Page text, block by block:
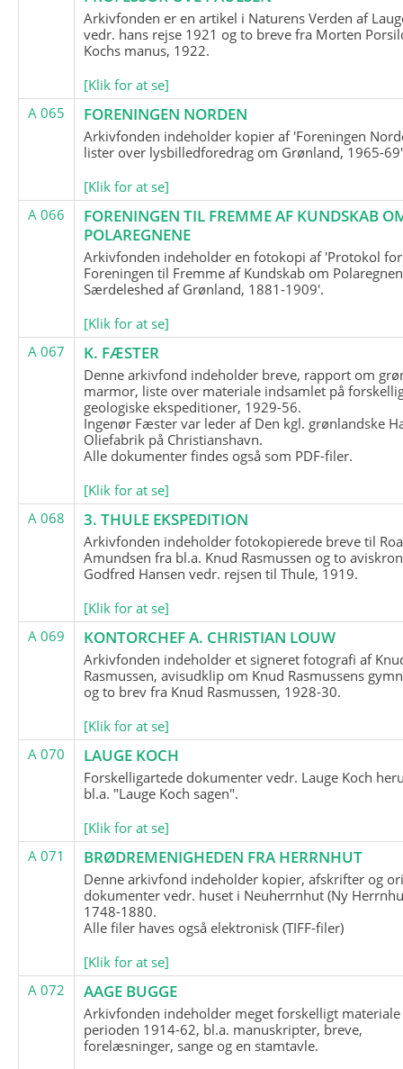
Arkivfonden er en artikel i Naturens Verden af
vedr. hans rejse 1921 og to breve fra Morten
Kochs manus, 1922.
[Klik for at se]
A 065
FORENINGEN NORDEN
Arkivfonden indeholder kopier af 'Foreningen
lister over lysbilledforedrag om Grønland, 1965-
[Klik for at se]
A 066
FORENINGEN TIL FREMME AF KUNDSKAB
POLAREGNENE
Arkivfonden indeholder en fotokopi af 'Protokol for
Foreningen til Fremme af Kundskab om
Særdeleshed af Grønland, 1881-1909'.
[Klik for at se]
A 067
K. FÆSTER
Denne arkivfond indeholder breve, rapport om
marmor, liste over materiale indsamlet på
geologiske ekspeditioner, 1929-56.
Ingenør Fæster var leder af Den kgl. grønlandske
Oliefabrik på Christianshavn.
Alle dokumenter findes også som PDF-filer.
[Klik for at se]
A 068
3. THULE EKSPEDITION
Arkivfonden indeholder fotokopierede breve til
Amundsen fra bl.a. Knud Rasmussen og to
Godfred Hansen vedr. rejsen til Thule, 1919.
[Klik for at se]
A 069
KONTORCHEF A. CHRISTIAN LOUW
Arkivfonden indeholder et signeret fotografi af
Rasmussen, avisudklip om Knud Rasmussens
og to brev fra Knud Rasmussen, 1928-30.
[Klik for at se]
A 070
LAUGE KOCH
Forskelligartede dokumenter vedr. Lauge Koch
bl.a. "Lauge Koch sagen".
[Klik for at se]
A 071
BRØDREMENIGHEDEN FRA HERRNHUT
Denne arkivfond indeholder kopier, afskrifter og
dokumenter vedr. huset i Neuherrnhut (Ny
1748-1880.
Alle filer haves også elektronisk (TIFF-filer)
[Klik for at se]
A 072
AAGE BUGGE
Arkivfonden indeholder meget forskelligt
perioden 1914-62, bl.a. manuskripter, breve,
forelæsninger, sange og en stamtavle.